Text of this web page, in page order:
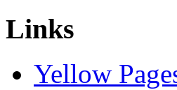
Links
Yellow